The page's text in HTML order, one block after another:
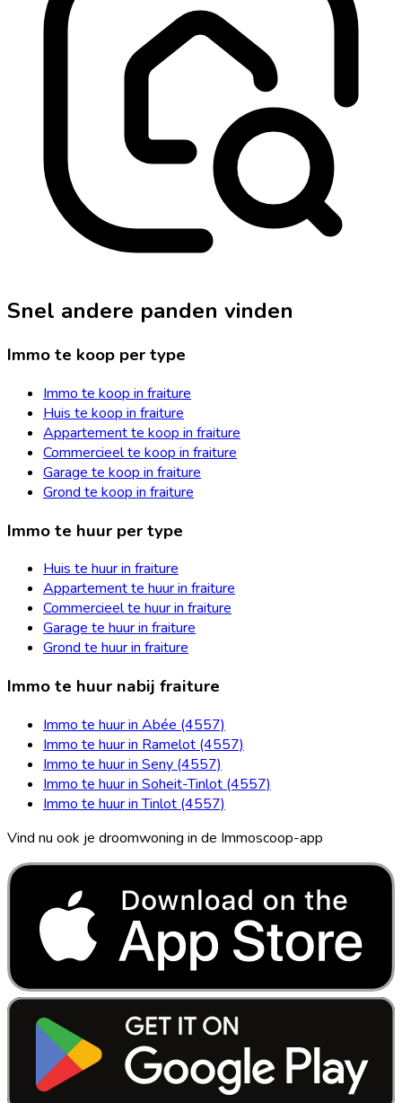
Snel andere panden vinden
Immo te koop per type
Immo te koop in fraiture
Huis te koop in fraiture
Appartement te koop in fraiture
Commercieel te koop in fraiture
Garage te koop in fraiture
Grond te koop in fraiture
Immo te huur per type
Huis te huur in fraiture
Appartement te huur in fraiture
Commercieel te huur in fraiture
Garage te huur in fraiture
Grond te huur in fraiture
Immo te huur nabij fraiture
Immo te huur in Abée (4557)
Immo te huur in Ramelot (4557)
Immo te huur in Seny (4557)
Immo te huur in Soheit-Tinlot (4557)
Immo te huur in Tinlot (4557)
Vind nu ook je droomwoning in de Immoscoop-app